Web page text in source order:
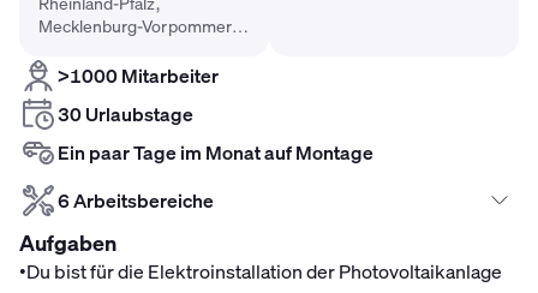
Mecklenburg-Vorpommern,
Württemberg, Hessen,
Sachsen
>1000 Mitarbeiter
30 Urlaubstage
Ein paar Tage im Monat auf Montage
6 Arbeitsbereiche
Aufgaben
•Du bist für die Elektroinstallation der Photovoltaikanlage